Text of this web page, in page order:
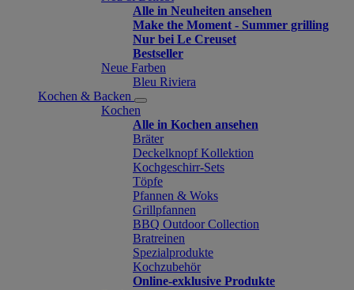
Alle in Neuheiten ansehen
Make the Moment - Summer grilling
Nur bei Le Creuset
Bestseller
Neue Farben
Bleu Riviera
Kochen & Backen
Kochen
Alle in Kochen ansehen
Bräter
Deckelknopf Kollektion
Kochgeschirr-Sets
Töpfe
Pfannen & Woks
Grillpfannen
BBQ Outdoor Collection
Bratreinen
Spezialprodukte
Kochzubehör
Online-exklusive Produkte